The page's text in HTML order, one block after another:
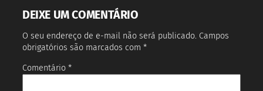
DEIXE UM COMENTÁRIO
O seu endereço de e-mail não será publicado. Campos
obrigatórios são marcados com *
Comentário *